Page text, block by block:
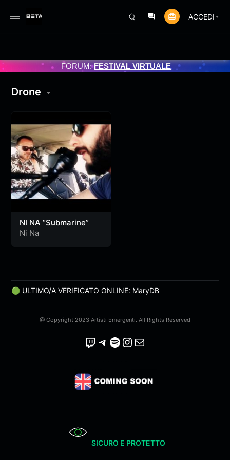
ACCEDI
FORUM:FESTIVAL VIRTUALE
Drone
NI NA “Submarine”
Ni Na
🟢 ULTIMO/A VERIFICATO ONLINE: MaryDB
@ Copyright 2023 Artisti Emergenti. All Rights Reserved
Twitch Telegram Spotify Instagram Email
SICURO E PROTETTO